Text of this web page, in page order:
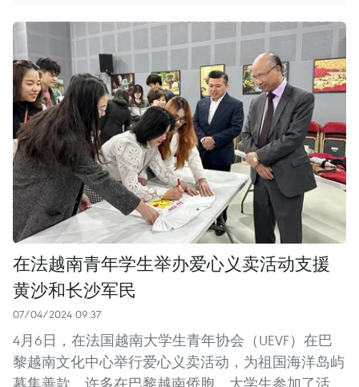
在法越南青年学生举办爱心义卖活动支援
黄沙和长沙军民
07/04/2024 09:37
4月6日，在法国越南大学生青年协会（UEVF）在巴
黎越南文化中心举行爱心义卖活动，为祖国海洋岛屿